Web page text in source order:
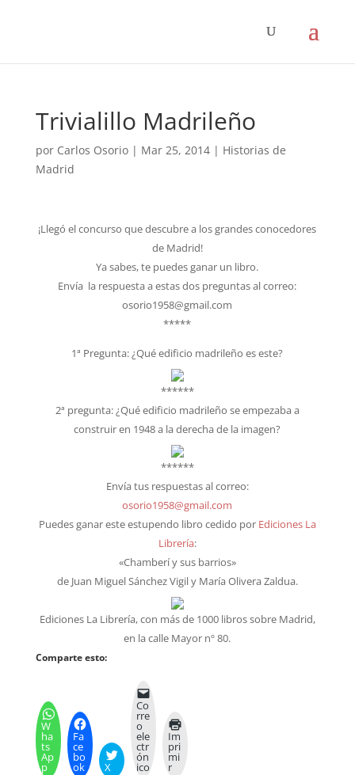
Trivialillo Madrileño
por Carlos Osorio| Mar 25, 2014| Historias de
Madrid
¡Llegó el concurso que descubre a los grandes conocedores
de Madrid!
Ya sabes, te puedes ganar un libro.
Envía la respuesta a estas dos preguntas al correo:
osorio1958@gmail.com
*****
1ª Pregunta: ¿Qué edificio madrileño es este?
******
2ª pregunta: ¿Qué edificio madrileño se empezaba a
construir en 1948 a la derecha de la imagen?
******
Envía tus respuestas al correo:
osorio1958@gmail.com
Puedes ganar este estupendo libro cedido por Ediciones La
Librería:
«Chamberí y sus barrios»
de Juan Miguel Sánchez Vigil y María Olivera Zaldua.
Ediciones La Librería, con más de 1000 libros sobre Madrid,
en la calle Mayor nº 80.
Comparte esto:
W
ha
ts
Ap
p
Fa
ce
bo
ok X
Co
rre
o
ele
ctr
ón
ico
Im
pri
mi
r